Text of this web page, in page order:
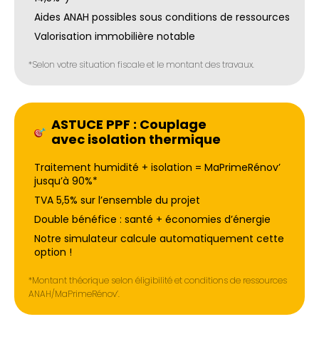
Aides ANAH possibles sous conditions de ressources
Valorisation immobilière notable
*Selon votre situation fiscale et le montant des travaux.
ASTUCE PPF : Couplage
avec isolation thermique
Traitement humidité + isolation = MaPrimeRénov’
jusqu’à 90%*
TVA 5,5% sur l’ensemble du projet
Double bénéfice : santé + économies d’énergie
Notre simulateur calcule automatiquement cette
option !
*Montant théorique selon éligibilité et conditions de ressources
ANAH/MaPrimeRénov’.